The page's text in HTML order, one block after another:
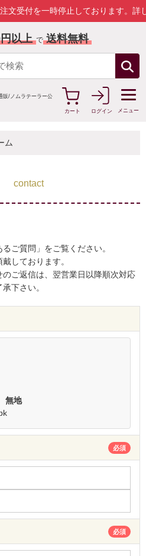
を一時停止しております。 詳しくは
以上 で 送料無料
販/ ノムラテーラー公
カート
ログイン メニュー
ム
contact
ご質問」をご覧ください。
しております。
ご返信は、翌営業日以降順次対応
下さい。
無地
必須
必須